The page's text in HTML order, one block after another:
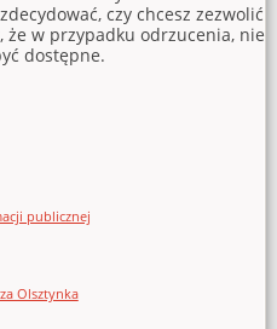
publicznej
Olsztynka
czy chcesz zezwolić
że w przypadku odrzucenia, nie
dostępne.